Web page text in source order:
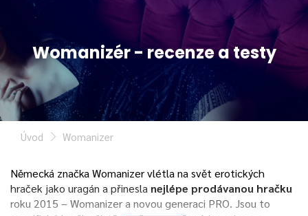
Womanizér - recenze a testy
Úvod Womanizer
Německá značka Womanizer vlétla na svět erotických
hraček jako uragán a přinesla nejlépe prodávanou hračku
roku 2015 – Womanizer a novou generaci PRO. Jsou to